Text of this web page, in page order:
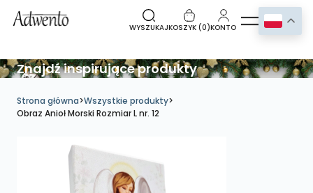
WYSZUKAJKOSZYK (0)KONTO
Znajdź inspirujące produkty
Strona główna>Wszystkie produkty>
Obraz Anioł Morski Rozmiar L nr. 12